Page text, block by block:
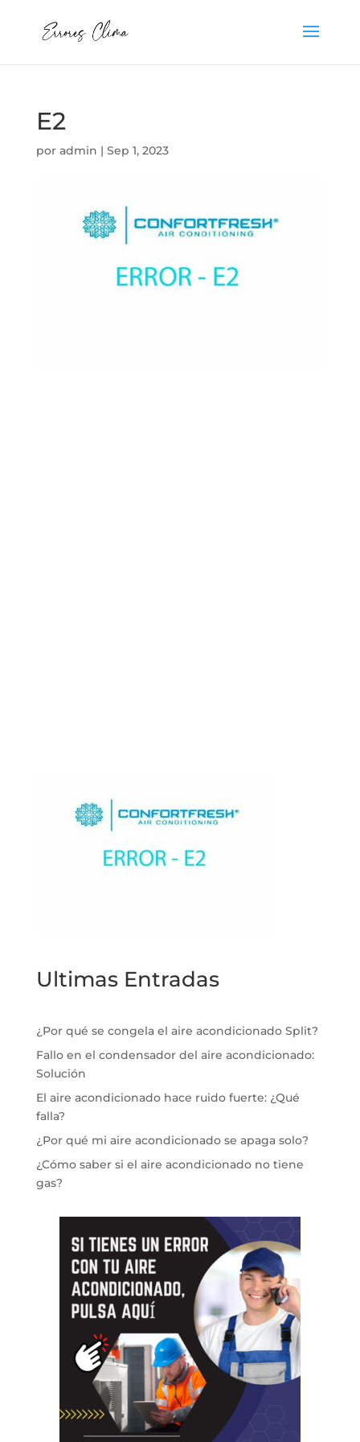
E2
por admin | Sep 1, 2023
Ultimas Entradas
¿Por qué se congela el aire acondicionado Split?
Fallo en el condensador del aire acondicionado:
Solución
El aire acondicionado hace ruido fuerte: ¿Qué
falla?
¿Por qué mi aire acondicionado se apaga solo?
¿Cómo saber si el aire acondicionado no tiene
gas?